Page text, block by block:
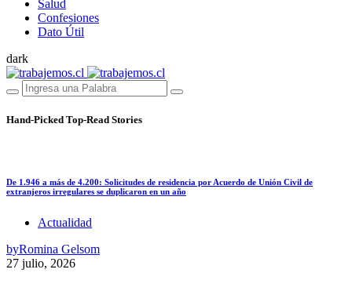
Salud
Confesiones
Dato Útil
dark
Hand-Picked Top-Read Stories
De 1.946 a más de 4.200: Solicitudes de residencia por Acuerdo de Unión Civil de
extranjeros irregulares se duplicaron en un año
Actualidad
byRomina Gelsom
27 julio, 2026